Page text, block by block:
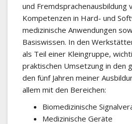
und Fremdsprachenausbildung
Kompetenzen in Hard- und
medizinische Anwendungen
Basiswissen. In den
als Teil einer Kleingruppe,
praktischen Umsetzung in den
den fünf Jahren meiner
allem mit den Bereichen:
Biomedizinische
Medizinische Geräte